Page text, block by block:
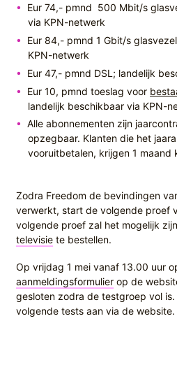
Eur 74,- pmnd 500 Mbit/s
via KPN-netwerk
Eur 84,- pmnd 1 Gbit/s
KPN-netwerk
Eur 47,- pmnd DSL; landelijk
Eur 10, pmnd toeslag voor
landelijk beschikbaar via KPN-
Alle abonnementen zijn
opzegbaar. Klanten die het
vooruitbetalen, krijgen 1 maand
Zodra Freedom de bevindingen
verwerkt, start de volgende proef
volgende proef zal het mogelijk zijn
televisie te bestellen.
Op vrijdag 1 mei vanaf 13.00 uur
aanmeldingsformulier op de
gesloten zodra de testgroep vol
volgende tests aan via de website.